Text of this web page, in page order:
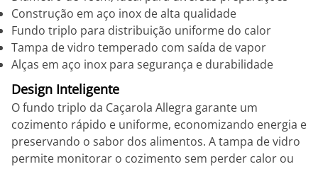
Construção em aço inox de alta qualidade
Fundo triplo para distribuição uniforme do calor
Tampa de vidro temperado com saída de vapor
Alças em aço inox para segurança e durabilidade
Design Inteligente
O fundo triplo da Caçarola Allegra garante um
cozimento rápido e uniforme, economizando energia e
preservando o sabor dos alimentos. A tampa de vidro
permite monitorar o cozimento sem perder calor ou